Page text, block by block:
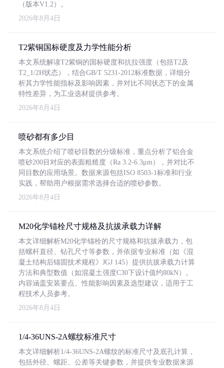
（版本V1.2）。
2026年8月4日
T2紫铜国标硬度及力学性能分析
本文系统解读T2紫铜的国标硬度和抗拉强度（包括T2及
T2_1/2H状态），结合GB/T 5231-2012标准数据，详细分
析其力学性能指标及影响因素，并对比不同状态下的金属
特性差异，为工业选材提供参考。
2026年8月4日
喷砂都有多少目
本文系统介绍了喷砂目数的分级标准，重点分析了铝合金
喷砂200目对应的表面粗糙度（Ra 3.2-6.3μm），并对比不
同目数的应用场景。数据来源包括ISO 8503-1标准和行业
实践，帮助用户根据需求选择合适的喷砂参数。
2026年8月4日
M20化学锚栓尺寸规格及抗拔承载力详解
本文详细解析M20化学锚栓的尺寸规格和抗拔承载力，包
括螺杆直径、钻孔尺寸等参数，并依据专业标准（如《混
凝土结构后锚固技术规程》JGJ 145）提供抗拔承载力计算
方法和典型数值（如混凝土强度C30下设计值约80kN）。
内容涵盖安装要点、性能影响因素及选型建议，适用于工
程技术人员参考。
2026年8月4日
1/4-36UNS-2A螺纹标准尺寸
本文详细解析1/4-36UNS-2A螺纹的标准尺寸及底孔计算，
包括外径、螺距、公差等关键参数，并提供专业数据来源